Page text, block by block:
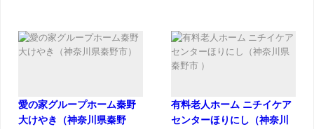
愛の家グループホーム秦野
大けやき（神奈川県秦野
有料老人ホーム ニチイケア
センターほりにし（神奈川